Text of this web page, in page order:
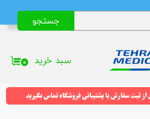
جستجو
۰ سبد خرید